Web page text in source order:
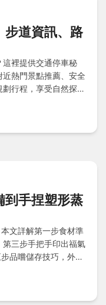
步道資訊、路
裡提供交通停車秘
熱門景點推薦、安全
行程，享受自然探險
到手捏塑形蒸
文詳解第一步食材準
三步手把手印出福氣
品嚐儲存技巧，外加